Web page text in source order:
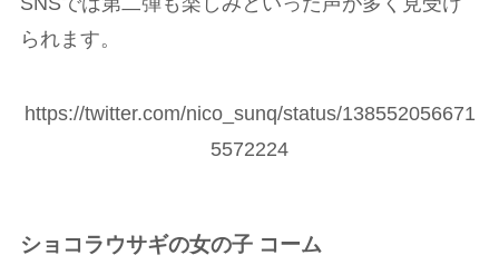
られます。
https://twitter.com/nico_sunq/status/138552056671
5572224
ショコラウサギの女の子 コーム